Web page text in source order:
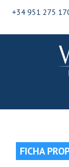
+34 951 275
FICHA